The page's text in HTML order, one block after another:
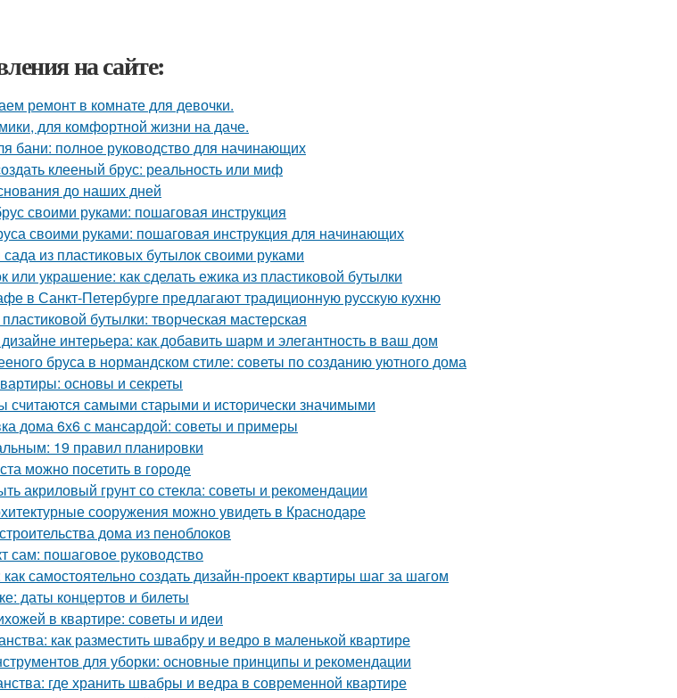
на сайте:
ремонт в комнате для девочки.
для комфортной жизни на даче.
бани: полное руководство для начинающих
клееный брус: реальность или миф
до наших дней
своими руками: пошаговая инструкция
своими руками: пошаговая инструкция для начинающих
из пластиковых бутылок своими руками
украшение: как сделать ежика из пластиковой бутылки
в Санкт-Петербурге предлагают традиционную русскую кухню
бутылки: творческая мастерская
интерьера: как добавить шарм и элегантность в ваш дом
бруса в нормандском стиле: советы по созданию уютного дома
основы и секреты
считаются самыми старыми и исторически значимыми
дома 6х6 с мансардой: советы и примеры
19 правил планировки
можно посетить в городе
акриловый грунт со стекла: советы и рекомендации
сооружения можно увидеть в Краснодаре
дома из пеноблоков
сам: пошаговое руководство
самостоятельно создать дизайн-проект квартиры шаг за шагом
даты концертов и билеты
в квартире: советы и идеи
как разместить швабру и ведро в маленькой квартире
для уборки: основные принципы и рекомендации
где хранить швабры и ведра в современной квартире